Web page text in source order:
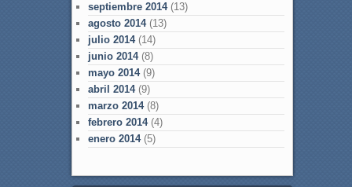
septiembre 2014(13)
agosto 2014(13)
julio 2014(14)
junio 2014(8)
mayo 2014(9)
abril 2014(9)
marzo 2014(8)
febrero 2014(4)
enero 2014(5)